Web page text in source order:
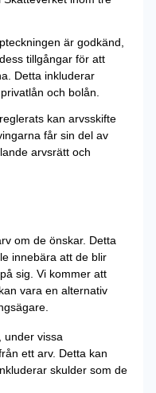
är godkänd,
tillgångar för att
Detta inkluderar
och bolån.
kan arvsskifte
får sin del av
arvsrätt och
om de önskar. Detta
innebära att de blir
sig. Vi kommer att
vara en alternativ
under vissa
ett arv. Detta kan
skulder som de